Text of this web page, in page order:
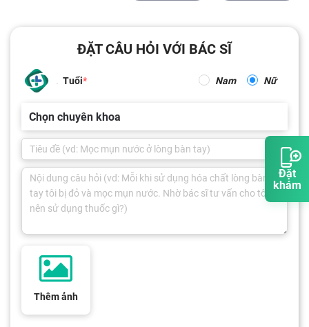
Đặt
khám
ĐẶT CÂU HỎI VỚI BÁC SĨ
Tuổi Nam Nữ
Chọn chuyên khoa
Thêm ảnh